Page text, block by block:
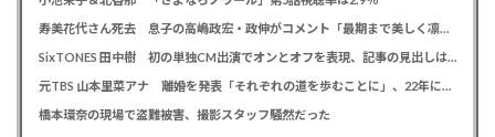
寿美花代さん死去 息子の高嶋政宏・政伸がコメント「最期まで美しく凛とした表情」「最期の最期まで大女優」「
SixTONES 田中樹 初の単独CM出演でオンとオフを表現、記事の見出しは「“いい男の休日”にしてください」とアピール
元TBS 山本里菜アナ 離婚を発表「それぞれの道を歩むことに」、22年に一般男性と結婚
橋本環奈の現場で盗難被害、撮影スタッフ騒然だった